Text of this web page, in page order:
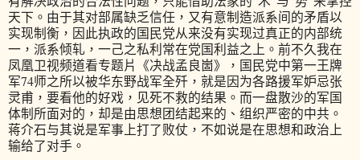
天下。由于其对部属缺乏信任，又有意制造派系间的矛盾以
实现制衡，因此执政的国民党从来没有实现过真正的内部统
一，派系倾轧，一己之私利常在党国利益之上。前不久我在
凤凰卫视频道看专题片《决战孟良崮》，国民党中第一王牌
军74师之所以被华东野战军全歼，就是因为各路援军妒忌张
灵甫，要看他的好戏，见死不救的结果。而一盘散沙的军国
体制所面对的，却是由思想团结起来的、组织严密的中共。
蒋介石与其说是军事上打了败仗，不如说是在思想和政治上
输给了对手。